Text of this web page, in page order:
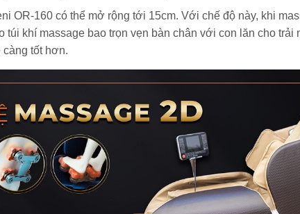
OR-160 có thể mở rộng tới 15cm. Với chế độ này, khi
túi khí massage bao trọn vẹn bàn chân với con lăn cho trải
càng tốt hơn.